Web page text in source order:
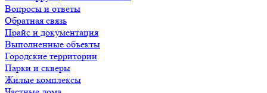
Вопросы и ответы
Обратная связь
Прайс и документация
Выполненные объекты
Городские территории
Парки и скверы
Жилые комплексы